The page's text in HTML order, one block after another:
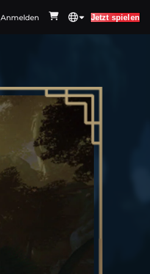
Anmelden Jetzt spielen